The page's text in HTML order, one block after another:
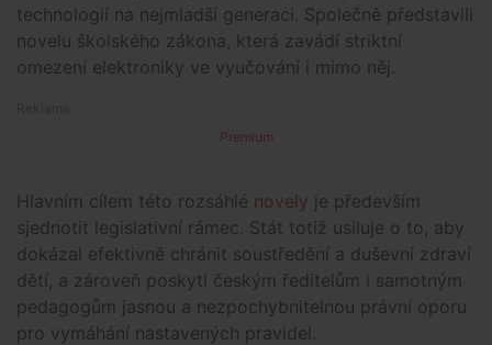
technologií na nejmladší generaci. Společně představili
novelu školského zákona, která zavádí striktní
omezení elektroniky ve vyučování i mimo něj.
Premium
Hlavním cílem této rozsáhlé novely je především
sjednotit legislativní rámec. Stát totiž usiluje o to, aby
dokázal efektivně chránit soustředění a duševní zdraví
dětí, a zároveň poskytl českým ředitelům i samotným
pedagogům jasnou a nezpochybnitelnou právní oporu
pro vymáhání nastavených pravidel.